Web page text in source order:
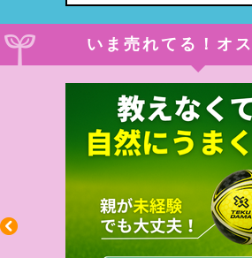
いま売れてる！オ